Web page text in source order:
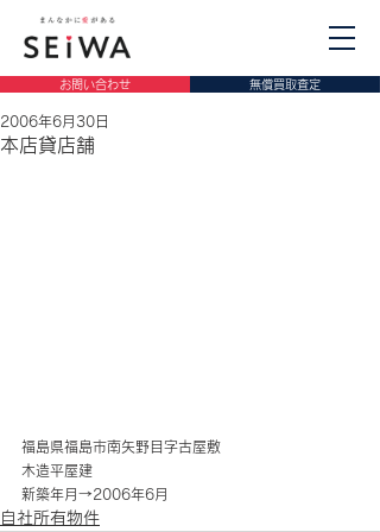
無償買取査定
お問い合わせ
本店貸店舗
2006年6月30日
福島県福島市南矢野目字古屋敷
木造平屋建
新築年月→2006年6月
自社所有物件